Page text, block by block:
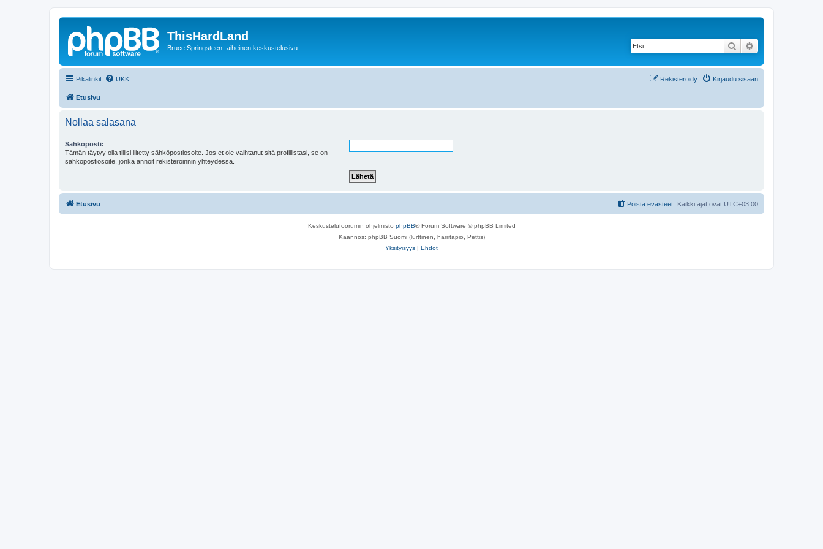
ThisHardLand
Bruce Springsteen -aiheinen keskustelusivu Etsi
Pikalinkit UKK Kirjaudu sisään
Rekisteröidy
Etusivu
Nollaa salasana
Sähköposti:
Tämän täytyy olla tiliisi liitetty sähköpostiosoite. Jos et ole vaihtanut sitä profiilistasi, se on
sähköpostiosoite, jonka annoit rekisteröinnin yhteydessä.
Etusivu Kaikki ajat ovat UTC+03:00
Poista evästeet
Keskustelufoorumin ohjelmisto phpBB® Forum Software © phpBB Limited
Käännös: phpBB Suomi (lurttinen, harritapio, Pettis)
Yksityisyys | Ehdot